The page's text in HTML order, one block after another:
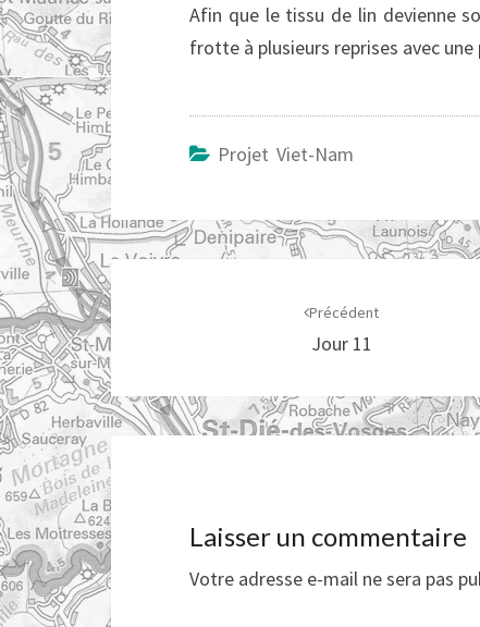
Afin que le tissu de lin devienne
frotte à plusieurs reprises avec
Projet Viet-Nam
Navigation
d'article
Précédent
Jour 11
Laisser un commentaire
Votre adresse e-mail ne sera pas